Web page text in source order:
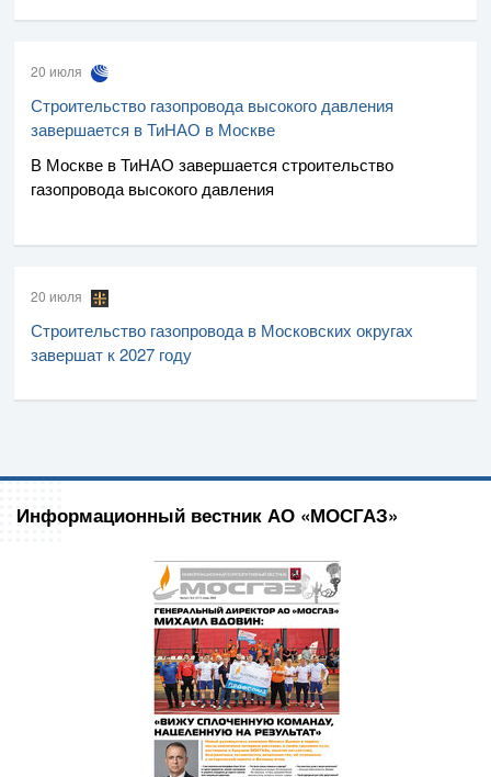
20 июля
Строительство газопровода высокого давления
завершается в ТиНАО в Москве
В Москве в ТиНАО завершается строительство
газопровода высокого давления
20 июля
Строительство газопровода в Московских округах
завершат к 2027 году
Информационный вестник АО «МОСГАЗ»